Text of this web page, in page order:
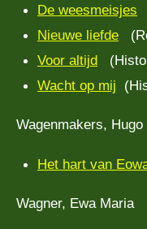
De weesmeisjes
Nieuwe liefde
Voor altijd
Wacht op mij
Wagenmakers, Hugo
Het hart van
Wagner, Ewa Maria